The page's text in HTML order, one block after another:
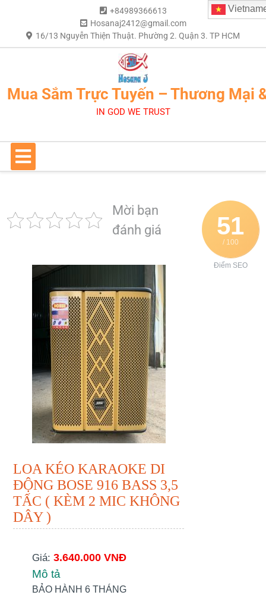
+84989366613
Hosanaj2412@gmail.com
16/13 Nguyễn Thiện Thuật. Phường 2. Quận 3. TP HCM
Mua Sắm Trực Tuyến – Thương Mại
IN GOD WE TRUST
51
/ 100
Điểm SEO
Mời bạn
đánh giá
LOA KÉO KARAOKE DI
ĐỘNG BOSE 916 BASS 3,5
TẤC ( KÈM 2 MIC KHÔNG
DÂY )
Giá: 3.640.000 VNĐ
Mô tả
BẢO HÀNH 6 THÁNG